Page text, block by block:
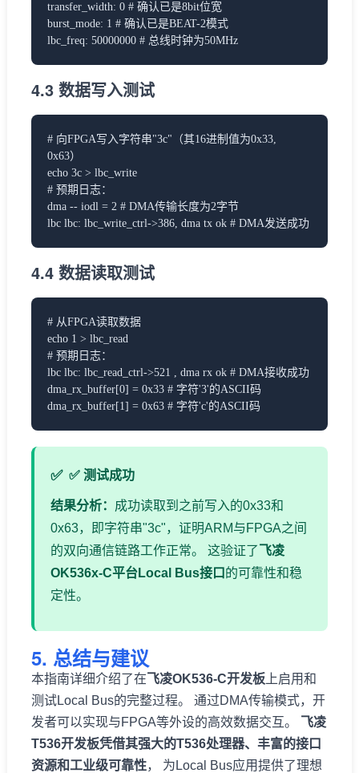
transfer_width: 0 # 确认已是8bit位宽
burst_mode: 1 # 确认已是BEAT-2模式
lbc_freq: 50000000 # 总线时钟为50MHz
4.3 数据写入测试
# 向FPGA写入字符串"3c"（其16进制值为0x33,
0x63）
echo 3c > lbc_write
# 预期日志：
dma -- iodl = 2 # DMA传输长度为2字节
lbc lbc: lbc_write_ctrl->386, dma tx ok # DMA发送成功
4.4 数据读取测试
# 从FPGA读取数据
echo 1 > lbc_read
# 预期日志：
lbc lbc: lbc_read_ctrl->521 , dma rx ok # DMA接收成功
dma_rx_buffer[0] = 0x33 # 字符'3'的ASCII码
dma_rx_buffer[1] = 0x63 # 字符'c'的ASCII码
✅ 测试成功
结果分析： 成功读取到之前写入的0x33和
0x63，即字符串"3c"，证明ARM与FPGA之间
的双向通信链路工作正常。 这验证了飞凌
OK536x-C平台Local Bus接口 的可靠性和稳
定性。
5. 总结与建议
本指南详细介绍了在飞凌OK536-C开发板 上启用和
测试Local Bus的完整过程。 通过DMA传输模式，开
发者可以实现与FPGA等外设的高效数据交互。 飞凌
T536开发板凭借其强大的T536处理器、丰富的接口
资源和工业级可靠性， 为Local Bus应用提供了理想